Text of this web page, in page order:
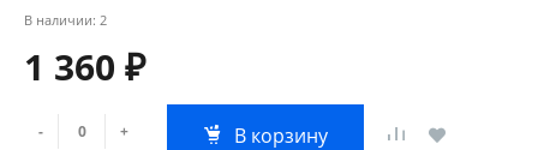
В наличии: 2
1 360 ₽
- + В корзину